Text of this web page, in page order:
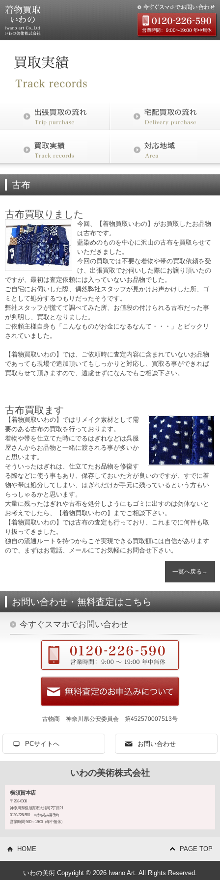
古布
古布買取りました
今回、【着物買取いわの】がお買取したお品物
は古布です。
藍染めのものを中心に沢山の古布を買取らせて
いただきました。
今回の買取では不要な着物や帯の買取依頼を受
け、出張買取でお伺いした際にお譲り頂いたの
ですが、最初は査定依頼には入っていないお品物でした。
ご自宅にお伺いした際、偶然弊社スタッフが見かけお声かけした所、ゴ
ミとして処分するつもりだったそうです。
弊社スタッフが慌てて調べてみた所、お値段の付けられる古布だった事
が判明し、買取となりました。
ご依頼主様自身も「こんなものがお金になるなんて・・・」とビックリ
されていました。
【着物買取いわの】では、ご依頼時に査定内容に含まれていないお品物
であっても現場で追加頂いてもしっかりと対応し、買取る事ができれば
買取らせて頂きますので、遠慮せずになんでもご相談下さい。
古布買取ます
【着物買取いわの】ではリメイク素材として需
要のある古布の買取を行っております。
着物や帯を仕立てた時にでるはぎれなどは呉服
屋さんからお品物と一緒に渡される事が多いか
と思います。
そういったはぎれは、仕立てたお品物を修復す
る際などに使う事もあり、保存しておいた方が良いのですが、すでに着
物や帯は処分してしまい、はぎれだけが手元に残っているという方もい
らっしゃるかと思います。
大量に残ったはぎれや古布を処分しようにもゴミに出すのは勿体ないと
お考えでしたら、【着物買取いわの】までご相談下さい。
【着物買取いわの】では古布の査定も行っており、これまでに何件も取
り扱ってきました。
独自の流通ルートを持つからこそ実現できる買取額には自信があります
ので、まずはお電話、メールにてお気軽にお問合せ下さい。
一覧へ戻る→
お問い合わせ・無料査定はこちら
今すぐスマホでお問い合わせ
古物商 神奈川県公安委員会 第452570007513号
PCサイトへ お問い合わせ
いわの美術株式会社
横須賀本店
〒238-0008
神奈川県横須賀市大滝町2丁目21
0120-226-590
※持ち込み要予約
営業時間 9:00～19:00（年中無休）
HOME PAGE TOP
いわの美術 Copyright © 2026 Iwano Art. All Rights Reserved.